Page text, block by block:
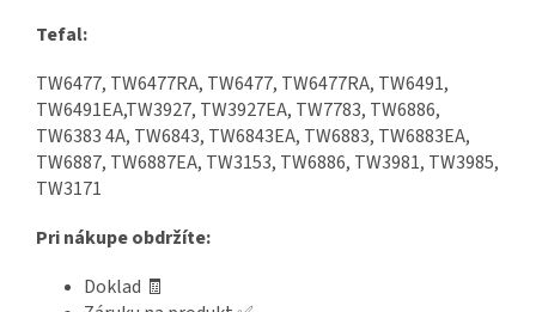
Tefal:
TW6477, TW6477RA, TW6477, TW6477RA, TW6491,
TW6491EA,TW3927, TW3927EA, TW7783, TW6886,
TW6383 4A, TW6843, TW6843EA, TW6883, TW6883EA,
TW6887, TW6887EA, TW3153, TW6886, TW3981, TW3985,
TW3171
Pri nákupe obdržíte:
Doklad 🧾